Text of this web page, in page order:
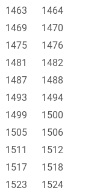
1463
1464
1469
1470
1475
1476
1481
1482
1487
1488
1493
1494
1499
1500
1505
1506
1511
1512
1517
1518
1523
1524